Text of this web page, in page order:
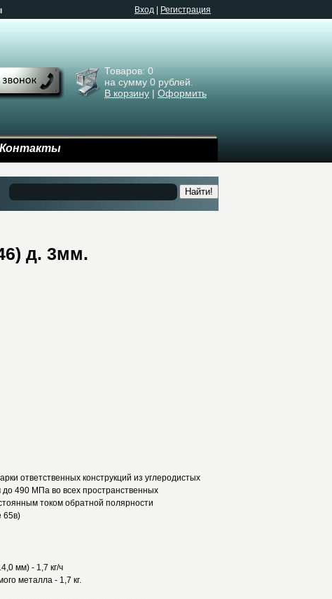
Bход Регистрация
Товаров: 0
на сумму 0 рублей.
В корзину | Оформить
Контакты
Найти!
д. 3мм.
ответственных конструкций из углеродистых
490 МПа во всех пространственных
током обратной полярности
65в)
мм) - 1,7 кг/ч
металла - 1,7 кг.